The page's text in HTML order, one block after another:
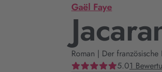
Gaël Faye
Roman | Der
5.01